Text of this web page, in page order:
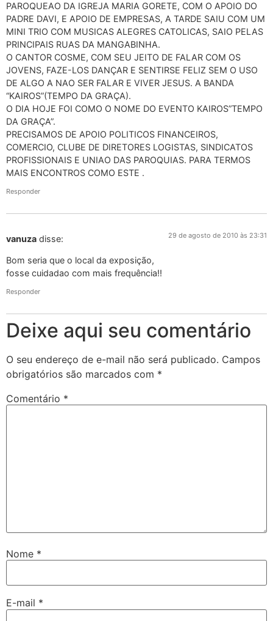
PAROQUEAO DA IGREJA MARIA GORETE, COM O APOIO DO
PADRE DAVI, E APOIO DE EMPRESAS, A TARDE SAIU COM UM
MINI TRIO COM MUSICAS ALEGRES CATOLICAS, SAIO PELAS
PRINCIPAIS RUAS DA MANGABINHA.
O CANTOR COSME, COM SEU JEITO DE FALAR COM OS
JOVENS, FAZE-LOS DANÇAR E SENTIRSE FELIZ SEM O USO
DE ALGO A NAO SER FALAR E VIVER JESUS. A BANDA
“KAIROS”(TEMPO DA GRAÇA).
O DIA HOJE FOI COMO O NOME DO EVENTO KAIROS”TEMPO
DA GRAÇA”.
PRECISAMOS DE APOIO POLITICOS FINANCEIROS,
COMERCIO, CLUBE DE DIRETORES LOGISTAS, SINDICATOS
PROFISSIONAIS E UNIAO DAS PAROQUIAS. PARA TERMOS
MAIS ENCONTROS COMO ESTE .
Responder
vanuza disse: 29 de agosto de 2010 às 23:31
Bom seria que o local da exposição,
fosse cuidadao com mais frequência!!
Responder
Deixe aqui seu comentário
O seu endereço de e-mail não será publicado. Campos
obrigatórios são marcados com *
Comentário *
Nome *
E-mail *